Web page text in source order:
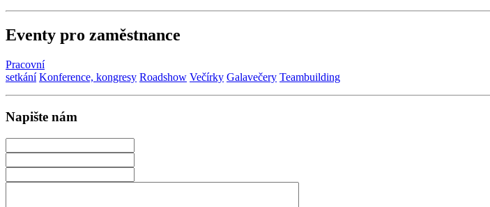
Eventy pro zaměstnance
Pracovní
setkání Konference, kongresy Roadshow Večírky Galavečery Teambuilding
Napište nám